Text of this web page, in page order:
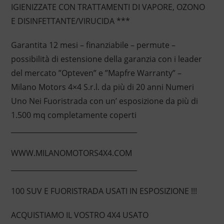
IGIENIZZATE CON TRATTAMENTI DI VAPORE, OZONO
E DISINFETTANTE/VIRUCIDA ***
Garantita 12 mesi – finanziabile – permute –
possibilità di estensione della garanzia con i leader
del mercato ”Opteven” e ”Mapfre Warranty” –
Milano Motors 4×4 S.r.l. da più di 20 anni Numeri
Uno Nei Fuoristrada con un’ esposizione da più di
1.500 mq completamente coperti
WWW.MILANOMOTORS4X4.COM
100 SUV E FUORISTRADA USATI IN ESPOSIZIONE !!!
ACQUISTIAMO IL VOSTRO 4X4 USATO